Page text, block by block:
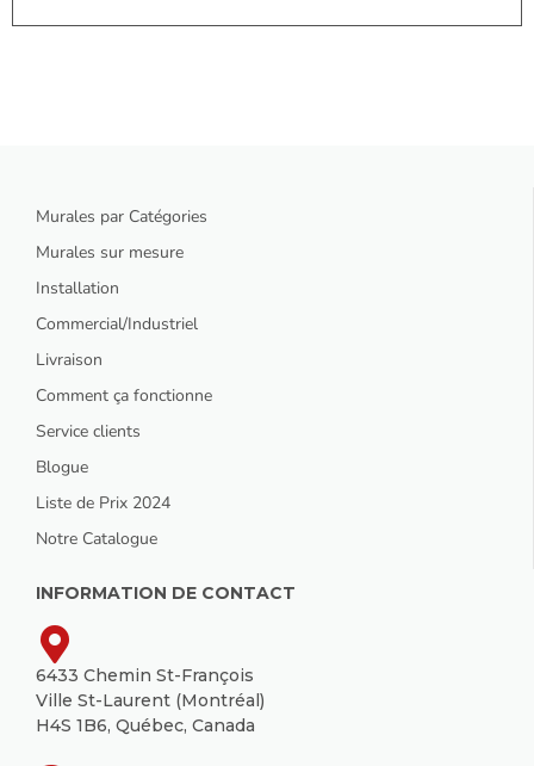
Murales par Catégories
Murales sur mesure
Installation
Commercial/Industriel
Livraison
Comment ça fonctionne
Service clients
Blogue
Liste de Prix 2024
Notre Catalogue
INFORMATION DE CONTACT
6433 Chemin St-François
Ville St-Laurent (Montréal)
H4S 1B6, Québec, Canada